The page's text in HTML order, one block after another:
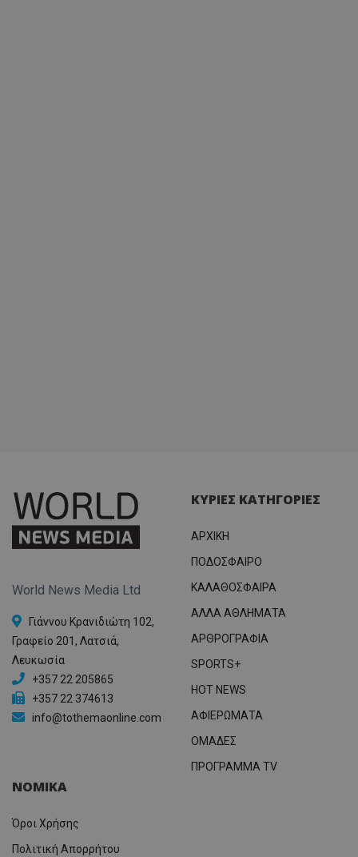
World News Media Ltd
Γιάννου Κρανιδιώτη 102,
Γραφείο 201, Λατσιά,
Λευκωσία
+357 22 205865
+357 22 374613
info@tothemaonline.com
ΚΥΡΙΕΣ ΚΑΤΗΓΟΡΙΕΣ
ΑΡΧΙΚΗ
ΠΟΔΟΣΦΑΙΡΟ
ΚΑΛΑΘΟΣΦΑΙΡΑ
ΑΛΛΑ ΑΘΛΗΜΑΤΑ
ΑΡΘΡΟΓΡΑΦΙΑ
SPORTS+
HOT NEWS
ΑΦΙΕΡΩΜΑΤΑ
ΟΜΑΔΕΣ
ΠΡΟΓΡΑΜΜΑ TV
ΝΟΜΙΚΑ
Όροι Χρήσης
Πολιτική Απορρήτου